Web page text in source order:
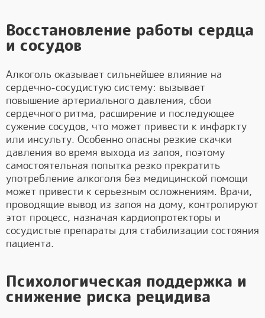
Восстановление работы сердца
и сосудов
Алкоголь оказывает сильнейшее влияние на
сердечно-сосудистую систему: вызывает
повышение артериального давления, сбои
сердечного ритма, расширение и последующее
сужение сосудов, что может привести к инфаркту
или инсульту. Особенно опасны резкие скачки
давления во время выхода из запоя, поэтому
самостоятельная попытка резко прекратить
употребление алкоголя без медицинской помощи
может привести к серьезным осложнениям. Врачи,
проводящие вывод из запоя на дому, контролируют
этот процесс, назначая кардиопротекторы и
сосудистые препараты для стабилизации состояния
пациента.
Психологическая поддержка и
снижение риска рецидива